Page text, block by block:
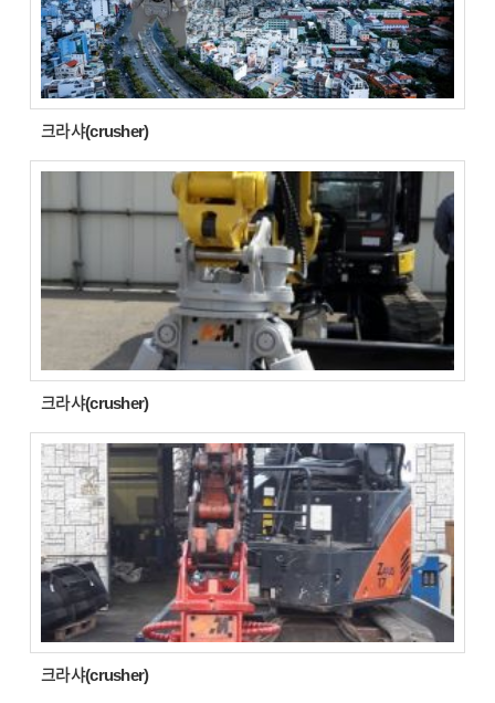
크라샤(crusher)
크라샤(crusher)
크라샤(crusher)